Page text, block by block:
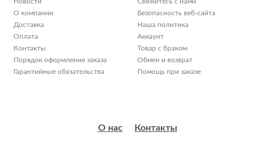
р.
О компании
Доставка
Оплата
Контакты
Порядок оформления заказа
Гарантийные обязательства
Безопасность веб-сайта
Наша политика
Аккаунт
Товар с браком
Обмен и возврат
Помощь при заказе
О нас Контакты